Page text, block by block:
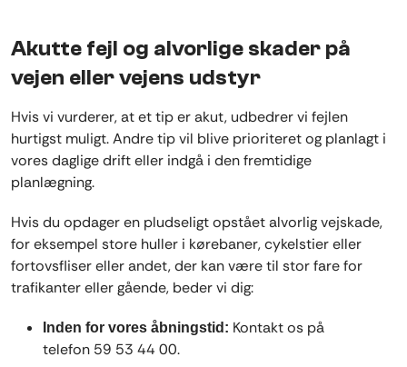
Akutte fejl og alvorlige skader på
vejen eller vejens udstyr
Hvis vi vurderer, at et tip er akut, udbedrer vi fejlen
hurtigst muligt. Andre tip vil blive prioriteret og planlagt i
vores daglige drift eller indgå i den fremtidige
planlægning.
Hvis du opdager en pludseligt opstået alvorlig vejskade,
for eksempel store huller i kørebaner, cykelstier eller
fortovsfliser eller andet, der kan være til stor fare for
trafikanter eller gående, beder vi dig:
Inden for vores åbningstid: Kontakt os på
telefon 59 53 44 00.